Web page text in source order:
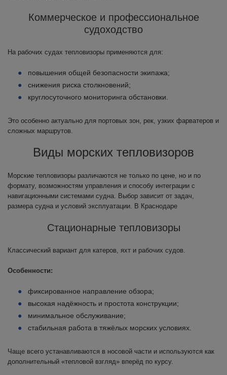
Коммерческое и профессиональное
судоходство
На рабочих судах тепловизоры применяются для:
повышения общей безопасности экипажа;
снижения риска столкновений;
круглосуточного мониторинга обстановки.
Это особенно актуально для портовых зон, рек, узких фарватеров и
сложных маршрутов.
Виды морских тепловизоров
Морские тепловизоры различаются не только по цене, но и по
формату, возможностям управления и способу интеграции с
навигационными системами судна. Выбор зависит от задач,
размера судна и условий эксплуатации. В Краснодаре
Стационарные тепловизоры
Классический вариант для катеров, яхт и рабочих судов.
Особенности:
фиксированное направление обзора;
высокая надёжность и простота конструкции;
минимальное обслуживание;
стабильная работа в тяжёлых морских условиях.
Чаще всего устанавливаются в носовой части и используются как
дополнительный «тепловой взгляд» вперёд по курсу.